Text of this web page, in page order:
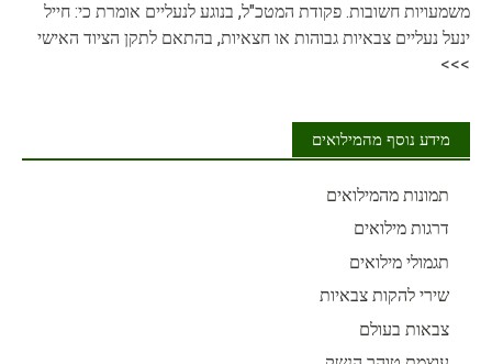
משמעויות חשובות. פקודת המטכ"ל, בנוגע לנעליים אומרת כי: חייל
ינעל נעליים צבאיות גבוהות או חצאיות, בהתאם לתקן הציוד האישי
>>>
מידע נוסף מהמילואים
תמונות מהמילואים
דרגות מילואים
תגמולי מילואים
שירי להקות צבאיות
צבאות בעולם